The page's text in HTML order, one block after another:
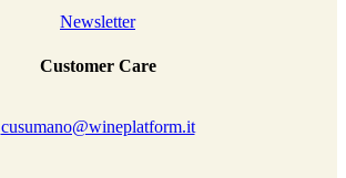
Newsletter
Customer Care
cusumano@wineplatform.it